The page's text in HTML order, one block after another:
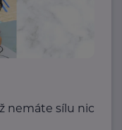
nemáte sílu nic